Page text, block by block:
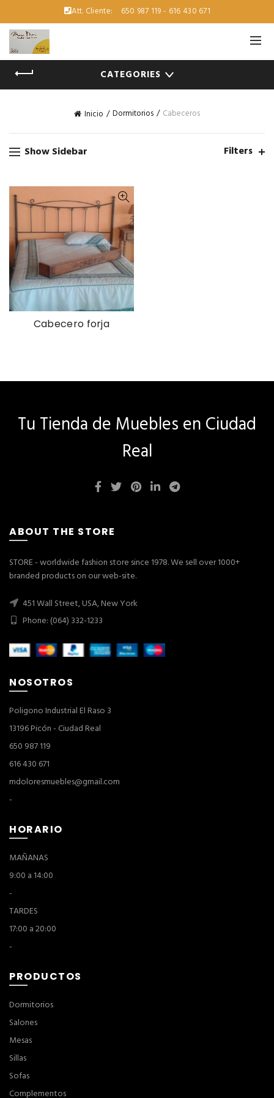
Att. Cliente: 650 987 119 - 616 430 671
CATEGORIES
Inicio Dormitorios Cabeceros
Show Sidebar Filters
Cabecero forja
Tu Tienda de Muebles en Ciudad
Real
ABOUT THE STORE
STORE - worldwide fashion store since 1978. We sell over 1000+
branded products on our web-site.
451 Wall Street, USA, New York
Phone: (064) 332-1233
NOSOTROS
Poligono Industrial El Raso 3
13196 Picón - Ciudad Real
650 987 119
616 430 671
mdoloresmuebles@gmail.com
-
HORARIO
MAÑANAS
9:00 a 14:00
-
TARDES
17:00 a 20:00
-
PRODUCTOS
Dormitorios
Salones
Mesas
Sillas
Sofas
Complementos